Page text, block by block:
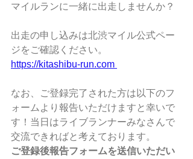
マイルランに一緒に出走しませんか？
出走の申し込みは北渋マイル公式ペー
ジをご確認ください。
https://kitashibu-run.com
なお、ご登録完了された方は以下のフ
ォームより報告いただけますと幸いで
す！当日はライブランナーみなさんで
交流できればと考えております。
ご登録後報告フォームを送信いただい